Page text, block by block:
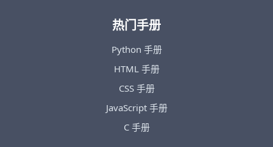
热门手册
Python 手册
HTML 手册
CSS 手册
JavaScript 手册
C 手册